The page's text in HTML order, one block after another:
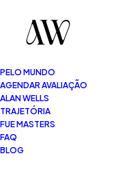
PELO MUNDO
AGENDAR AVALIAÇÃO
ALAN WELLS
TRAJETÓRIA
FUE MASTERS
FAQ
BLOG